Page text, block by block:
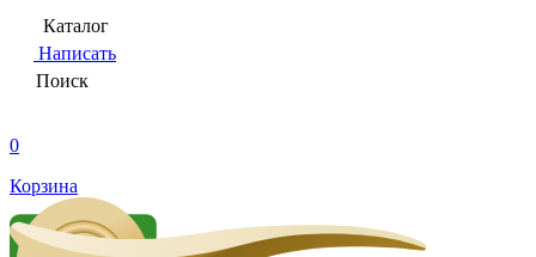
Каталог
Написать
Поиск
0
Корзина